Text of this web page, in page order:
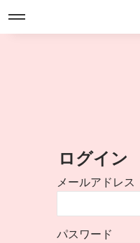
ログイン
メールアドレス
パスワード